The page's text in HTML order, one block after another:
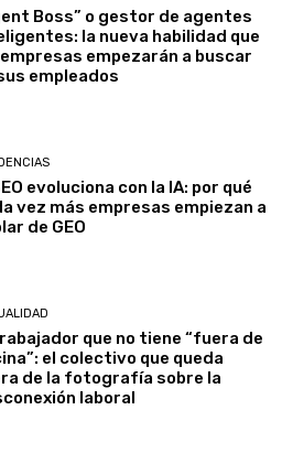
Boss” o gestor de agentes
la nueva habilidad que
empezarán a buscar
empleados
evoluciona con la IA: por qué
vez más empresas empiezan a
de GEO
que no tiene “fuera de
el colectivo que queda
de la fotografía sobre la
laboral